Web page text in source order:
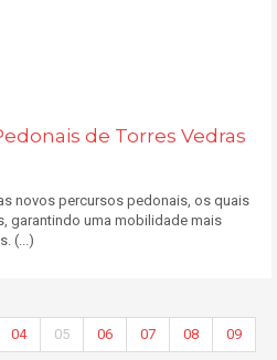
de Torres Vedras
novos percursos pedonais, os quais
garantindo uma mobilidade mais
(...)
04 05 06 07 08 09